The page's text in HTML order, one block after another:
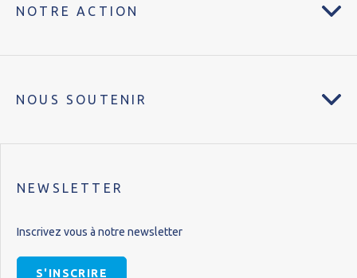
NOTRE ACTION
NOUS SOUTENIR
NEWSLETTER
Inscrivez vous à notre newsletter
S'INSCRIRE